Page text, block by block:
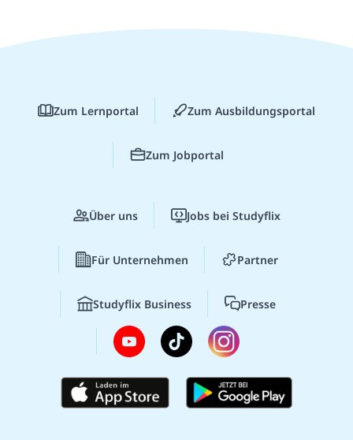
Zum Lernportal Zum Ausbildungsportal
Zum Jobportal
Über uns Jobs bei Studyflix
Für Unternehmen Partner
Studyflix Business Presse